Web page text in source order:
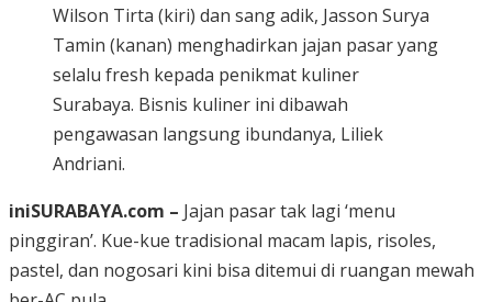
Wilson Tirta (kiri) dan sang adik, Jasson Surya
Tamin (kanan) menghadirkan jajan pasar yang
selalu fresh kepada penikmat kuliner
Surabaya. Bisnis kuliner ini dibawah
pengawasan langsung ibundanya, Liliek
Andriani.
iniSURABAYA.com – Jajan pasar tak lagi ‘menu
pinggiran’. Kue-kue tradisional macam lapis, risoles,
pastel, dan nogosari kini bisa ditemui di ruangan mewah